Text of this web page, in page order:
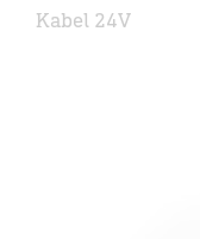
Kabel 24V